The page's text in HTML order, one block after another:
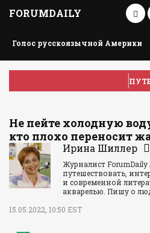
FORUMDAILY
Голос русскоязычной Америки
ПУТЕШЕСТВИЕ ПО АМЕРИКЕ
Не пейте холодную
кто плохо переносит
Ирина Шиллер
Журналист
путешествовать,
и современной
акварелью. Пишу о
15.05.2022, 10:50 EST